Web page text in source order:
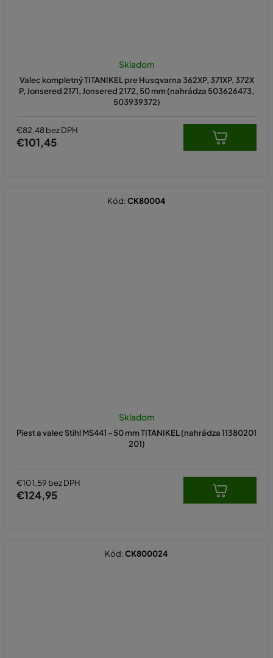
Valec kompletný TITANIKEL pre Husqvarna 362XP, 371XP, 372X
P, Jonsered 2171, Jonsered 2172, 50 mm (nahrádza 503626473,
503939372)
Skladom
€82,48 bez DPH
€101,45
Piest a valec Stihl MS441 - 50 mm TITANIKEL (nahrádza 11380201
201)
Skladom
€101,59 bez DPH
€124,95
Kód:CK80004
Kód:CK800024